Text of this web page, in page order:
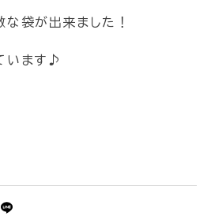
袋が出来ました！
います♪